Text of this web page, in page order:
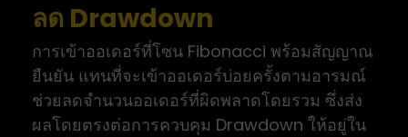
ลด Drawdown
การเข้าออเดอร์ที่โซน Fibonacci พร้อมสัญญาณ
ยืนยัน แทนที่จะเข้าออเดอร์บ่อยครั้งตามอารมณ์
ช่วยลดจำนวนออเดอร์ที่ผิดพลาดโดยรวม ซึ่งส่ง
ผลโดยตรงต่อการควบคุม Drawdown ให้อยู่ใน